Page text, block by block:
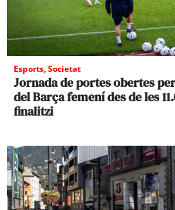
Esports,Societat
Jornada de portes obertes
del Barça femení des de les
finalitzi